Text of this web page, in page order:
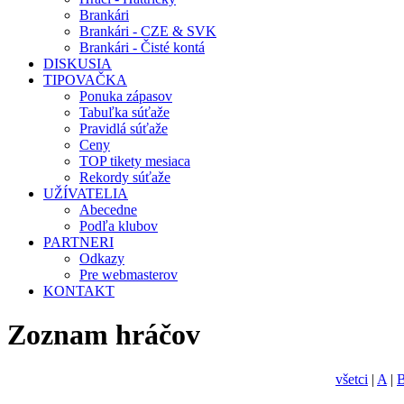
Brankári
Brankári - CZE & SVK
Brankári - Čisté kontá
DISKUSIA
TIPOVAČKA
Ponuka zápasov
Tabuľka súťaže
Pravidlá súťaže
Ceny
TOP tikety mesiaca
Rekordy súťaže
UŽÍVATELIA
Abecedne
Podľa klubov
PARTNERI
Odkazy
Pre webmasterov
KONTAKT
Zoznam hráčov
všetci | A |